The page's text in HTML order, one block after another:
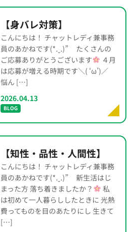
【身バレ対策】
こんにちは！ チャットレディ兼事務
員のあかねです(*.ˬ.)” たくさんの
ご応募ありがとうございます
４月
は応募が増える時期です＼( ‘ω’)／
悩ん […]
2026.04.13
BLOG
【知性・品性・人間性】
こんにちは！ チャットレディ兼事務
員のあかねです(*.ˬ.)” 新生活はじ
まった方 落ち着きましたか？
私
は初めて一人暮らししたときに 光熱
費ってものを目のあたりにし 生きて
[…]